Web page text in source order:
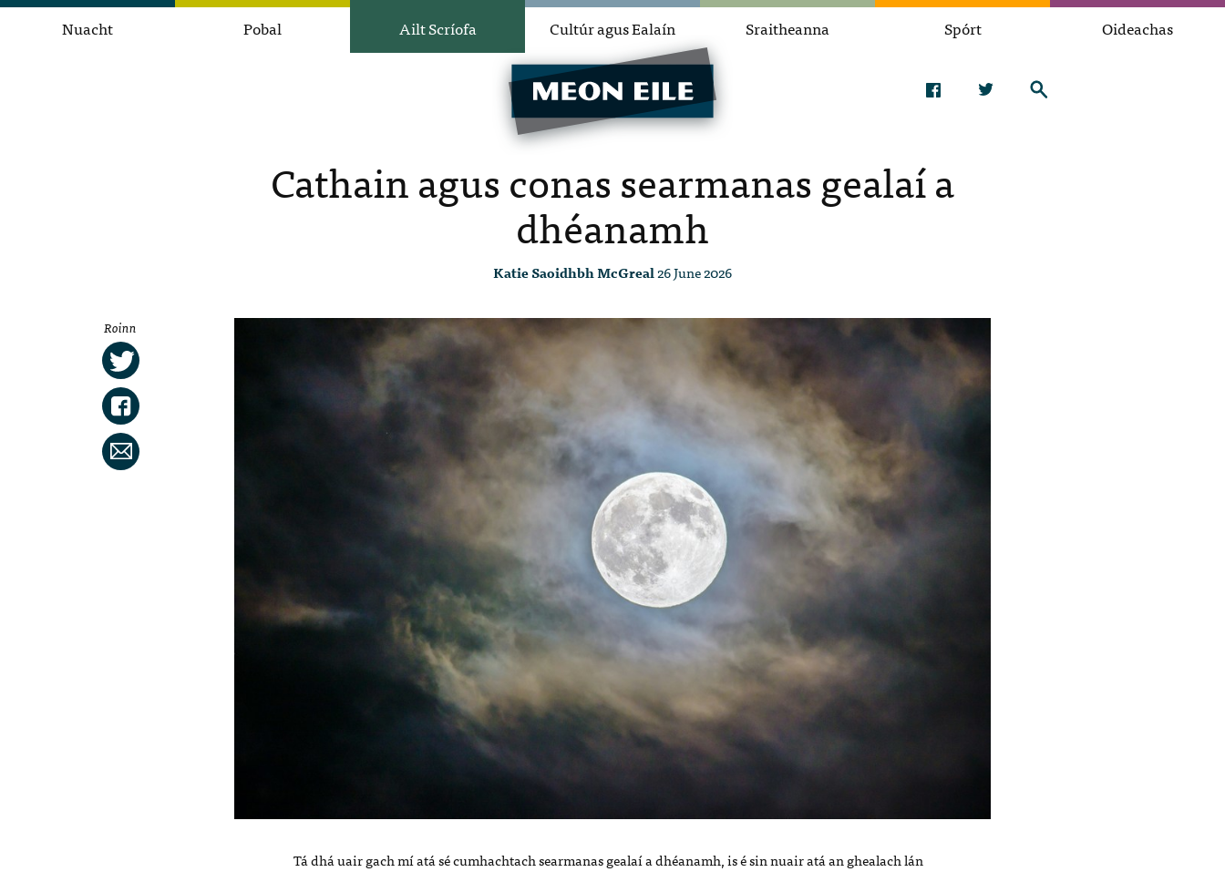
Nuacht Pobal Ailt Scríofa Cultúr agus Ealaín Sraitheanna Spórt Oideachas
Cathain agus conas searmanas gealaí a
dhéanamh
Katie Saoidhbh McGreal26 June 2026
Roinn
Tá dhá uair gach mí atá sé cumhachtach searmanas gealaí a dhéanamh, is é sin nuair atá an ghealach lán